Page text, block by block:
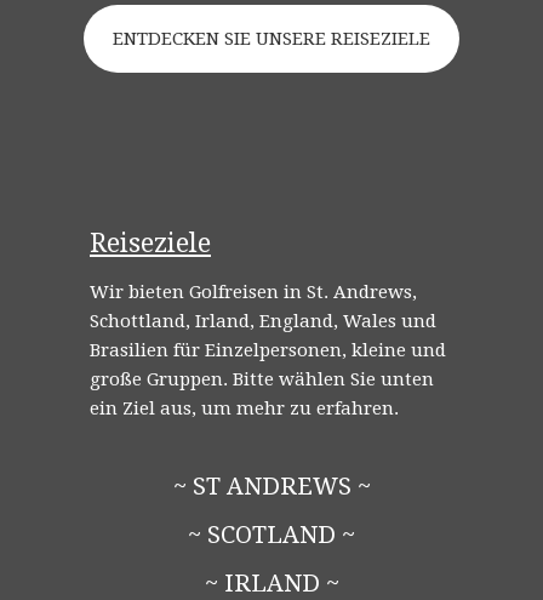
ENTDECKEN SIE UNSERE REISEZIELE
Reiseziele
Wir bieten Golfreisen in St. Andrews,
Schottland, Irland, England, Wales und
Brasilien für Einzelpersonen, kleine und
große Gruppen. Bitte wählen Sie unten
ein Ziel aus, um mehr zu erfahren.
~ ST ANDREWS ~
~ SCOTLAND ~
~ IRLAND ~